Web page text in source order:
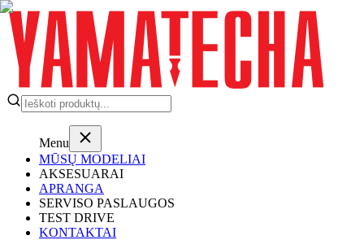
Menu
MŪSŲ MODELIAI
AKSESUARAI
APRANGA
SERVISO PASLAUGOS
TEST DRIVE
KONTAKTAI